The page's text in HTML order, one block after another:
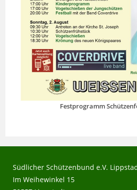
Festprogramm
Südlicher Schützenbund e.V.
Im Weihewinkel 15